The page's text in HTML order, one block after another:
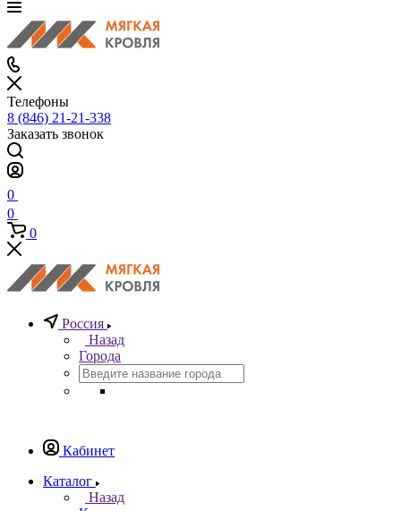
Телефоны
8 (846) 21-21-338
Заказать звонок
0
0
0
Россия
Назад
Города
Кабинет
Каталог
Назад